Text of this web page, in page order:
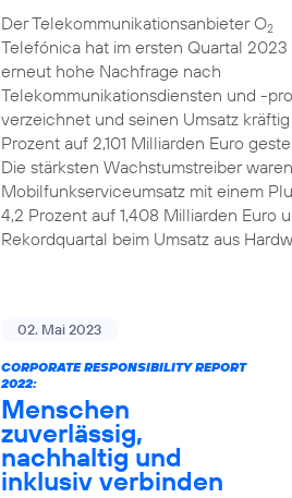
Der Telekommunikationsanbieter O2
Telefónica hat im ersten Quartal 2023
erneut hohe Nachfrage nach
Telekommunikationsdiensten und -
verzeichnet und seinen Umsatz
Prozent auf 2,101 Milliarden Euro
Die stärksten Wachstumstreiber
Mobilfunkserviceumsatz mit einem
4,2 Prozent auf 1,408 Milliarden Euro
Rekordquartal beim Umsatz aus
02. Mai 2023
CORPORATE RESPONSIBILITY REPORT
2022:
Menschen
zuverlässig,
nachhaltig und
inklusiv verbinden